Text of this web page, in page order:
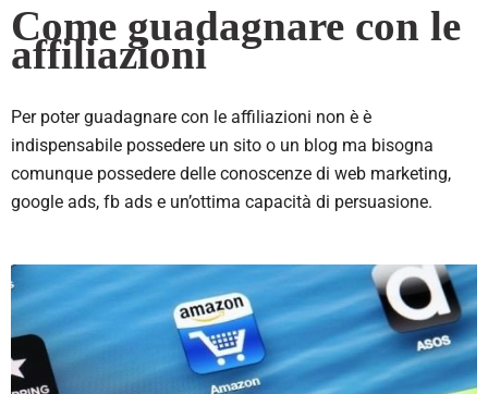
Come guadagnare con le
affiliazioni
Per poter guadagnare con le affiliazioni non è è
indispensabile possedere un sito o un blog ma bisogna
comunque possedere delle conoscenze di web marketing,
google ads, fb ads e un’ottima capacità di persuasione.